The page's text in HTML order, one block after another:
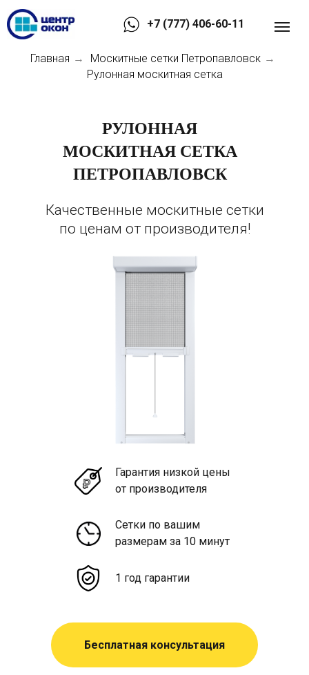
+7 (777) 406-60-11
Главная → Москитные сетки Петропавловск →
Рулонная москитная сетка
РУЛОННАЯ
МОСКИТНАЯ СЕТКА
ПЕТРОПАВЛОВСК
Гарантия низкой цены
от производителя
Сетки по вашим
размерам за 10 минут
1 год гарантии
Бесплатная консультация
Качественные москитные сетки
по ценам от производителя!